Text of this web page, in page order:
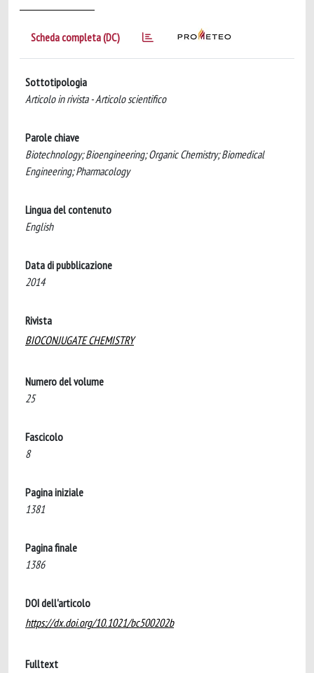
Scheda completa (DC)
Sottotipologia
Articolo in rivista - Articolo scientifico
Parole chiave
Biotechnology; Bioengineering; Organic Chemistry; Biomedical
Engineering; Pharmacology
Lingua del contenuto
English
Data di pubblicazione
2014
Rivista
BIOCONJUGATE CHEMISTRY
Numero del volume
25
Fascicolo
8
Pagina iniziale
1381
Pagina finale
1386
DOI dell'articolo
https://dx.doi.org/10.1021/bc500202b
Fulltext